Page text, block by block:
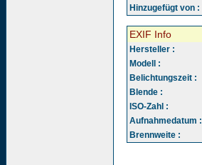
Hinzugefügt von :
EXIF Info
Hersteller :
Modell :
Belichtungszeit :
Blende :
ISO-Zahl :
Aufnahmedatum :
Brennweite :